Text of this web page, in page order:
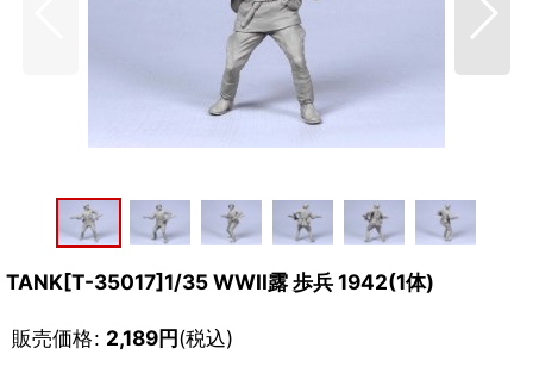
TANK[T-35017]1/35 WWII露 歩兵 1942(1体)
販売価格: 2,189円(税込)